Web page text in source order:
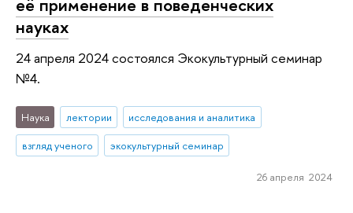
науках
24 апреля 2024 состоялся Экокультурный семинар
№4.
Наука лектории
исследования и аналитика
взгляд ученого
экокультурный семинар
26 апреля 2024